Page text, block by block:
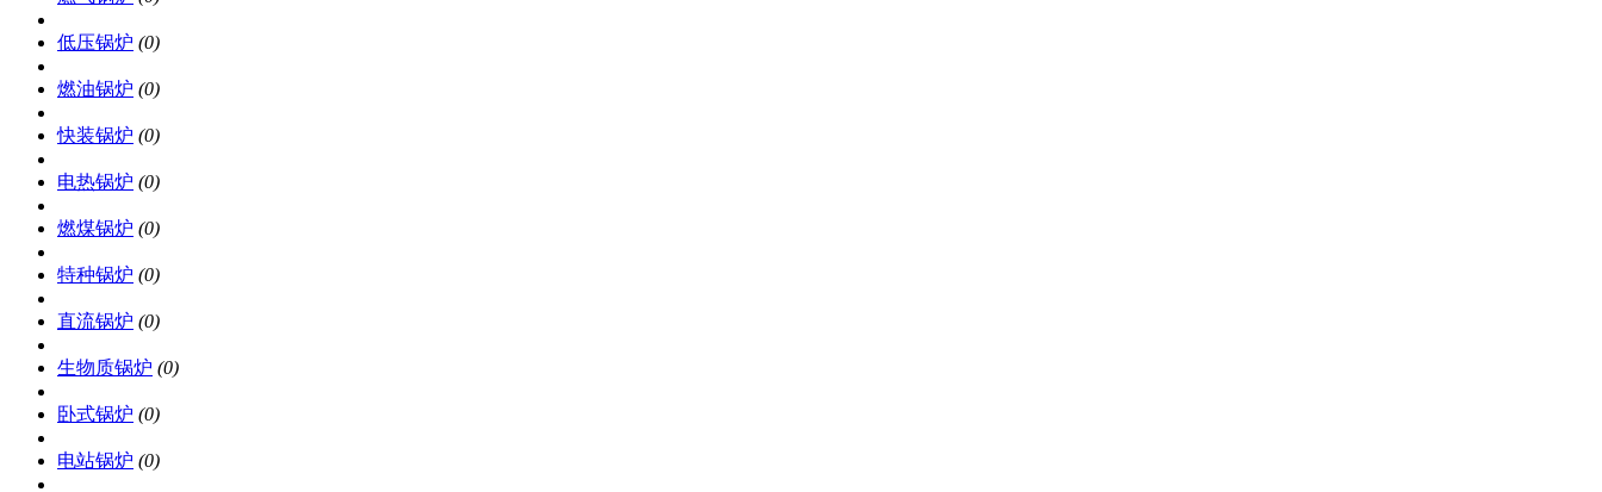
低压锅炉 (0)
燃油锅炉 (0)
快装锅炉 (0)
电热锅炉 (0)
燃煤锅炉 (0)
特种锅炉 (0)
直流锅炉 (0)
生物质锅炉 (0)
卧式锅炉 (0)
电站锅炉 (0)